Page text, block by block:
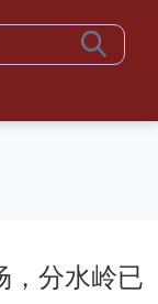
，分水岭已